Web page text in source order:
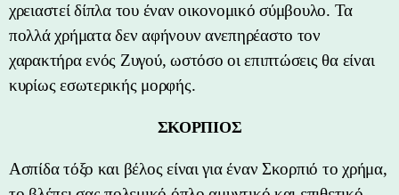
χρειαστεί δίπλα του έναν οικονομικό σύμβουλο. Τα
πολλά χρήματα δεν αφήνουν ανεπηρέαστο τον
χαρακτήρα ενός Ζυγού, ωστόσο οι επιπτώσεις θα είναι
κυρίως εσωτερικής μορφής.
ΣΚΟΡΠΙΟΣ
Ασπίδα τόξο και βέλος είναι για έναν Σκορπιό το χρήμα,